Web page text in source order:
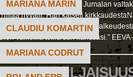
MARIANA MARIN
CLAUDIU KOMARTIN
MARIANA CODRUT
kädestä talutti.Oli Jumalan
hyväili. Hän katseli
suuteli. Hän, kotoisin
vaikeilla teillä sun kanssasi.”
»